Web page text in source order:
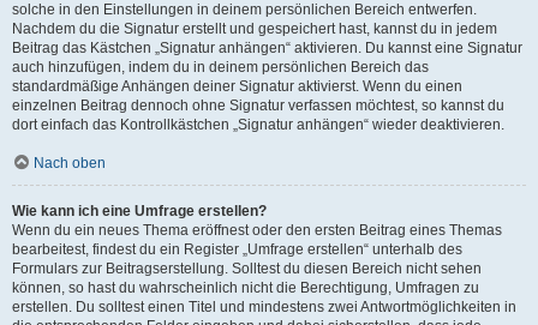
solche in den Einstellungen in deinem persönlichen Bereich entwerfen.
Nachdem du die Signatur erstellt und gespeichert hast, kannst du in jedem
Beitrag das Kästchen „Signatur anhängen“ aktivieren. Du kannst eine Signatur
auch hinzufügen, indem du in deinem persönlichen Bereich das
standardmäßige Anhängen deiner Signatur aktivierst. Wenn du einen
einzelnen Beitrag dennoch ohne Signatur verfassen möchtest, so kannst du
dort einfach das Kontrollkästchen „Signatur anhängen“ wieder deaktivieren.
Nach oben
Wie kann ich eine Umfrage erstellen?
Wenn du ein neues Thema eröffnest oder den ersten Beitrag eines Themas
bearbeitest, findest du ein Register „Umfrage erstellen“ unterhalb des
Formulars zur Beitragserstellung. Solltest du diesen Bereich nicht sehen
können, so hast du wahrscheinlich nicht die Berechtigung, Umfragen zu
erstellen. Du solltest einen Titel und mindestens zwei Antwortmöglichkeiten in